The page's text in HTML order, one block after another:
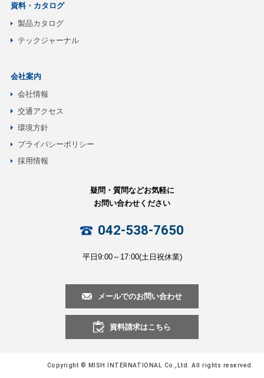
資料・カタログ
製品カタログ
テックジャーナル
会社案内
会社情報
交通アクセス
環境方針
プライバシーポリシー
採用情報
疑問・質問などお気軽に
お問い合わせください
042-538-7650
平日9:00～17:00(土日祝休業)
メールでのお問い合わせ
資料請求はこちら
Copyright © MISH INTERNATIONAL Co.,Ltd. All rights reserved.